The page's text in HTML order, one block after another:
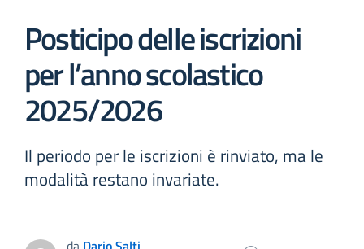
Posticipo delle iscrizioni
per l’anno scolastico
2025/2026
Il periodo per le iscrizioni è rinviato, ma le
modalità restano invariate.